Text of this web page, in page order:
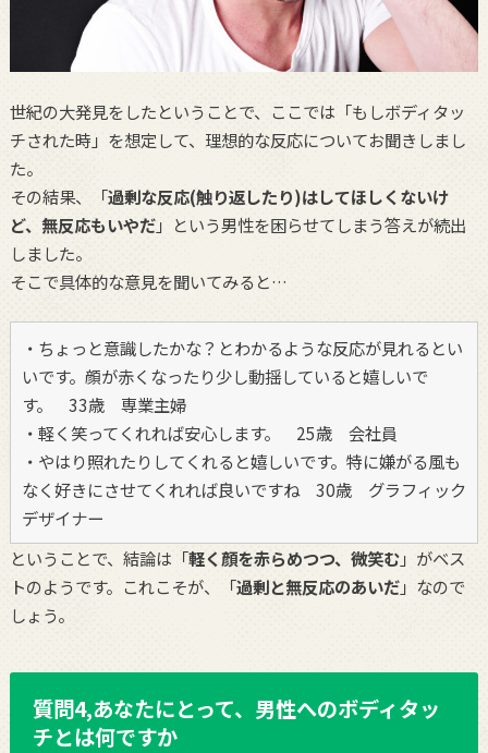
世紀の大発見をしたということで、ここでは「もしボディタッ
チされた時」を想定して、理想的な反応についてお聞きしまし
た。
その結果、「過剰な反応(触り返したり)はしてほしくないけ
ど、無反応もいやだ」という男性を困らせてしまう答えが続出
しました。
そこで具体的な意見を聞いてみると…
・ちょっと意識したかな？とわかるような反応が見れるとい
いです。顔が赤くなったり少し動揺していると嬉しいで
す。 33歳 専業主婦
・軽く笑ってくれれば安心します。 25歳 会社員
・やはり照れたりしてくれると嬉しいです。特に嫌がる風も
なく好きにさせてくれれば良いですね 30歳 グラフィック
デザイナー
ということで、結論は「軽く顔を赤らめつつ、微笑む」がベス
トのようです。これこそが、「過剰と無反応のあいだ」なので
しょう。
質問4,あなたにとって、男性へのボディタッ
チとは何ですか